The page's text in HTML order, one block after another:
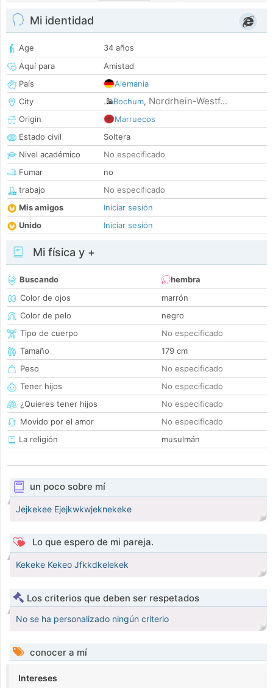
Mi identidad
Age
34 años
Aquí para
Amistad
País
Alemania
City
Bochum, Nordrhein-Westf...
Origin
Marruecos
Estado civil
Soltera
Nivel académico
No especificado
Fumar
no
trabajo
No especificado
Mis amigos
Iniciar sesión
Unido
Iniciar sesión
Mi física y +
Buscando
hembra
Color de ojos
marrón
Color de pelo
negro
Tipo de cuerpo
No especificado
Tamaño
179 cm
Peso
No especificado
Tener hijos
No especificado
¿Quieres tener hijos
No especificado
Movido por el amor
No especificado
La religión
musulmán
un poco sobre mí
Jejkekee Ejejkwkwjeknekeke
Lo que espero de mi pareja.
Kekeke Kekeo Jfkkdkelekek
Los criterios que deben ser respetados
No se ha personalizado ningún criterio
conocer a mí
Intereses